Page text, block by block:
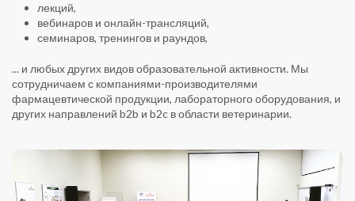
лекций,
вебинаров и онлайн-трансляций,
семинаров, тренингов и раундов,
... и любых других видов образовательной активности. Мы
сотрудничаем с компаниями-производителями
фармацевтической продукции, лабораторного оборудования, и
других направлений b2b и b2c в области ветеринарии.